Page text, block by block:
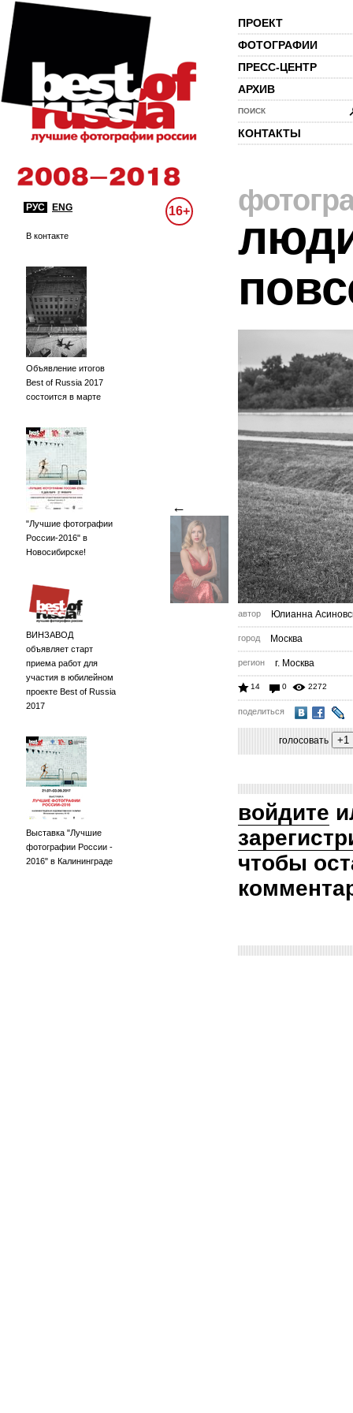
ПРОЕКТ
ФОТОГРАФИИ
ПРЕСС-ЦЕНТР
АРХИВ
ПОИСК
КОНТАКТЫ
РУС ENG 16+
В контакте
Объявление итогов
Best of Russia 2017
состоится в марте
"Лучшие фотографии
России-2016" в
Новосибирске!
ВИНЗАВОД
объявляет старт
приема работ для
участия в юбилейном
проекте Best of Russia
2017
Выставка "Лучшие
фотографии России -
2016" в Калининграде
←
автор Юлианна
город Москва
регион г. Москва
14 0 2272
поделиться
голосовать
войдите
чтобы